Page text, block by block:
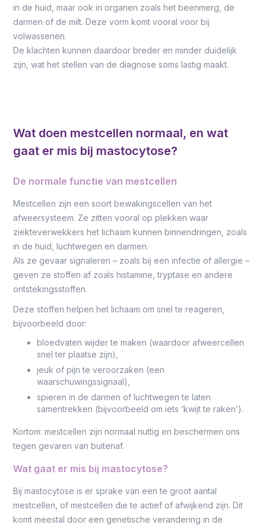
in de huid, maar ook in organen zoals het beenmerg, de
darmen of de milt. Deze vorm komt vooral voor bij
volwassenen.
De klachten kunnen daardoor breder en minder duidelijk
zijn, wat het stellen van de diagnose soms lastig maakt.
Wat doen mestcellen normaal, en wat
gaat er mis bij mastocytose?
De normale functie van mestcellen
Mestcellen zijn een soort bewakingscellen van het
afweersysteem. Ze zitten vooral op plekken waar
ziekteverwekkers het lichaam kunnen binnendringen, zoals
in de huid, luchtwegen en darmen.
Als ze gevaar signaleren – zoals bij een infectie of allergie –
geven ze stoffen af zoals histamine, tryptase en andere
ontstekingsstoffen.
Deze stoffen helpen het lichaam om snel te reageren,
bijvoorbeeld door:
bloedvaten wijder te maken (waardoor afweercellen
snel ter plaatse zijn),
jeuk of pijn te veroorzaken (een
waarschuwingssignaal),
spieren in de darmen of luchtwegen te laten
samentrekken (bijvoorbeeld om iets ‘kwijt te raken’).
Kortom: mestcellen zijn normaal nuttig en beschermen ons
tegen gevaren van buitenaf.
Wat gaat er mis bij mastocytose?
Bij mastocytose is er sprake van een te groot aantal
mestcellen, of mestcellen die te actief of afwijkend zijn. Dit
komt meestal door een genetische verandering in de